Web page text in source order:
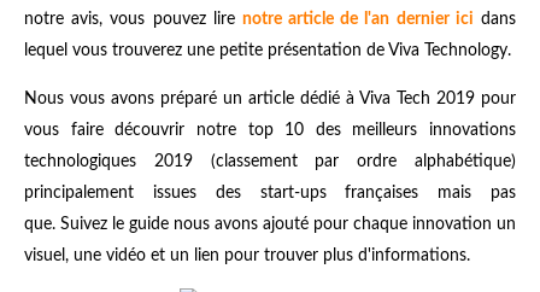
notre avis, vous pouvez lire notre article de l'an dernier ici dans
lequel vous trouverez une petite présentation de Viva Technology.
Nous vous avons préparé un article dédié à Viva Tech 2019 pour
vous faire découvrir notre top 10 des meilleurs innovations
technologiques 2019 (classement par ordre alphabétique)
principalement issues des start-ups françaises mais pas
que. Suivez le guide nous avons ajouté pour chaque innovation un
visuel, une vidéo et un lien pour trouver plus d'informations.